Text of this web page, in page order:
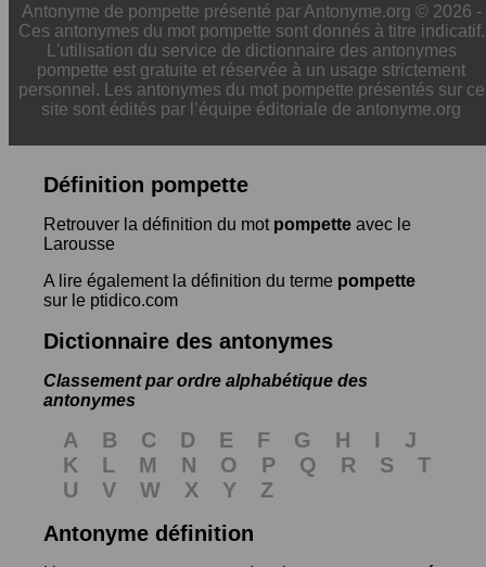
Antonyme de pompette présenté par Antonyme.org © 2026 -
Ces antonymes du mot pompette sont donnés à titre indicatif.
L'utilisation du service de dictionnaire des antonymes
pompette est gratuite et réservée à un usage strictement
personnel. Les antonymes du mot pompette présentés sur ce
site sont édités par l’équipe éditoriale de antonyme.org
Définition pompette
Retrouver la définition du mot pompette avec le
Larousse
A lire également la définition du terme pompette
sur le ptidico.com
Dictionnaire des antonymes
Classement par ordre alphabétique des
antonymes
A B C D E F G H I
J
K
L M N O P Q R S
T
U
V W X Y
Z
Antonyme définition